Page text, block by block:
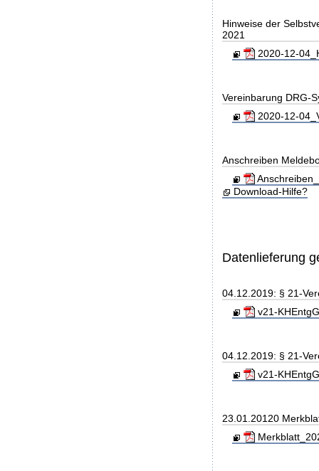
Hinweise der
2021
2020-12-
Vereinbarung DRG-
2020-12-
Anschreiben
Download-Hilfe?
Datenlieferung
04.12.2019: § 21-
v21-
04.12.2019: § 21-
v21-
23.01.20120